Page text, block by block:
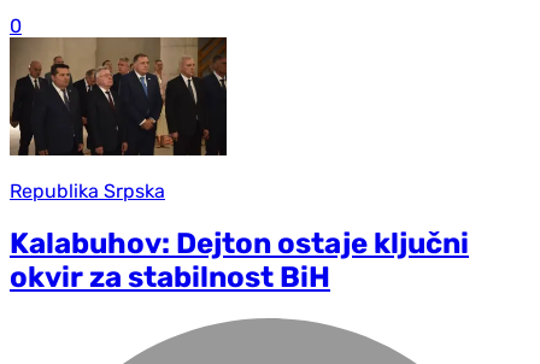
0
Republika Srpska
Kalabuhov: Dejton ostaje ključni
okvir za stabilnost BiH